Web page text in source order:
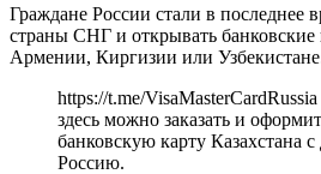
Граждане России стали в последнее
страны СНГ и открывать банковские
Армении, Киргизии или
https://t.me/
здесь можно заказать и
банковскую карту Казахстана с
Россию.